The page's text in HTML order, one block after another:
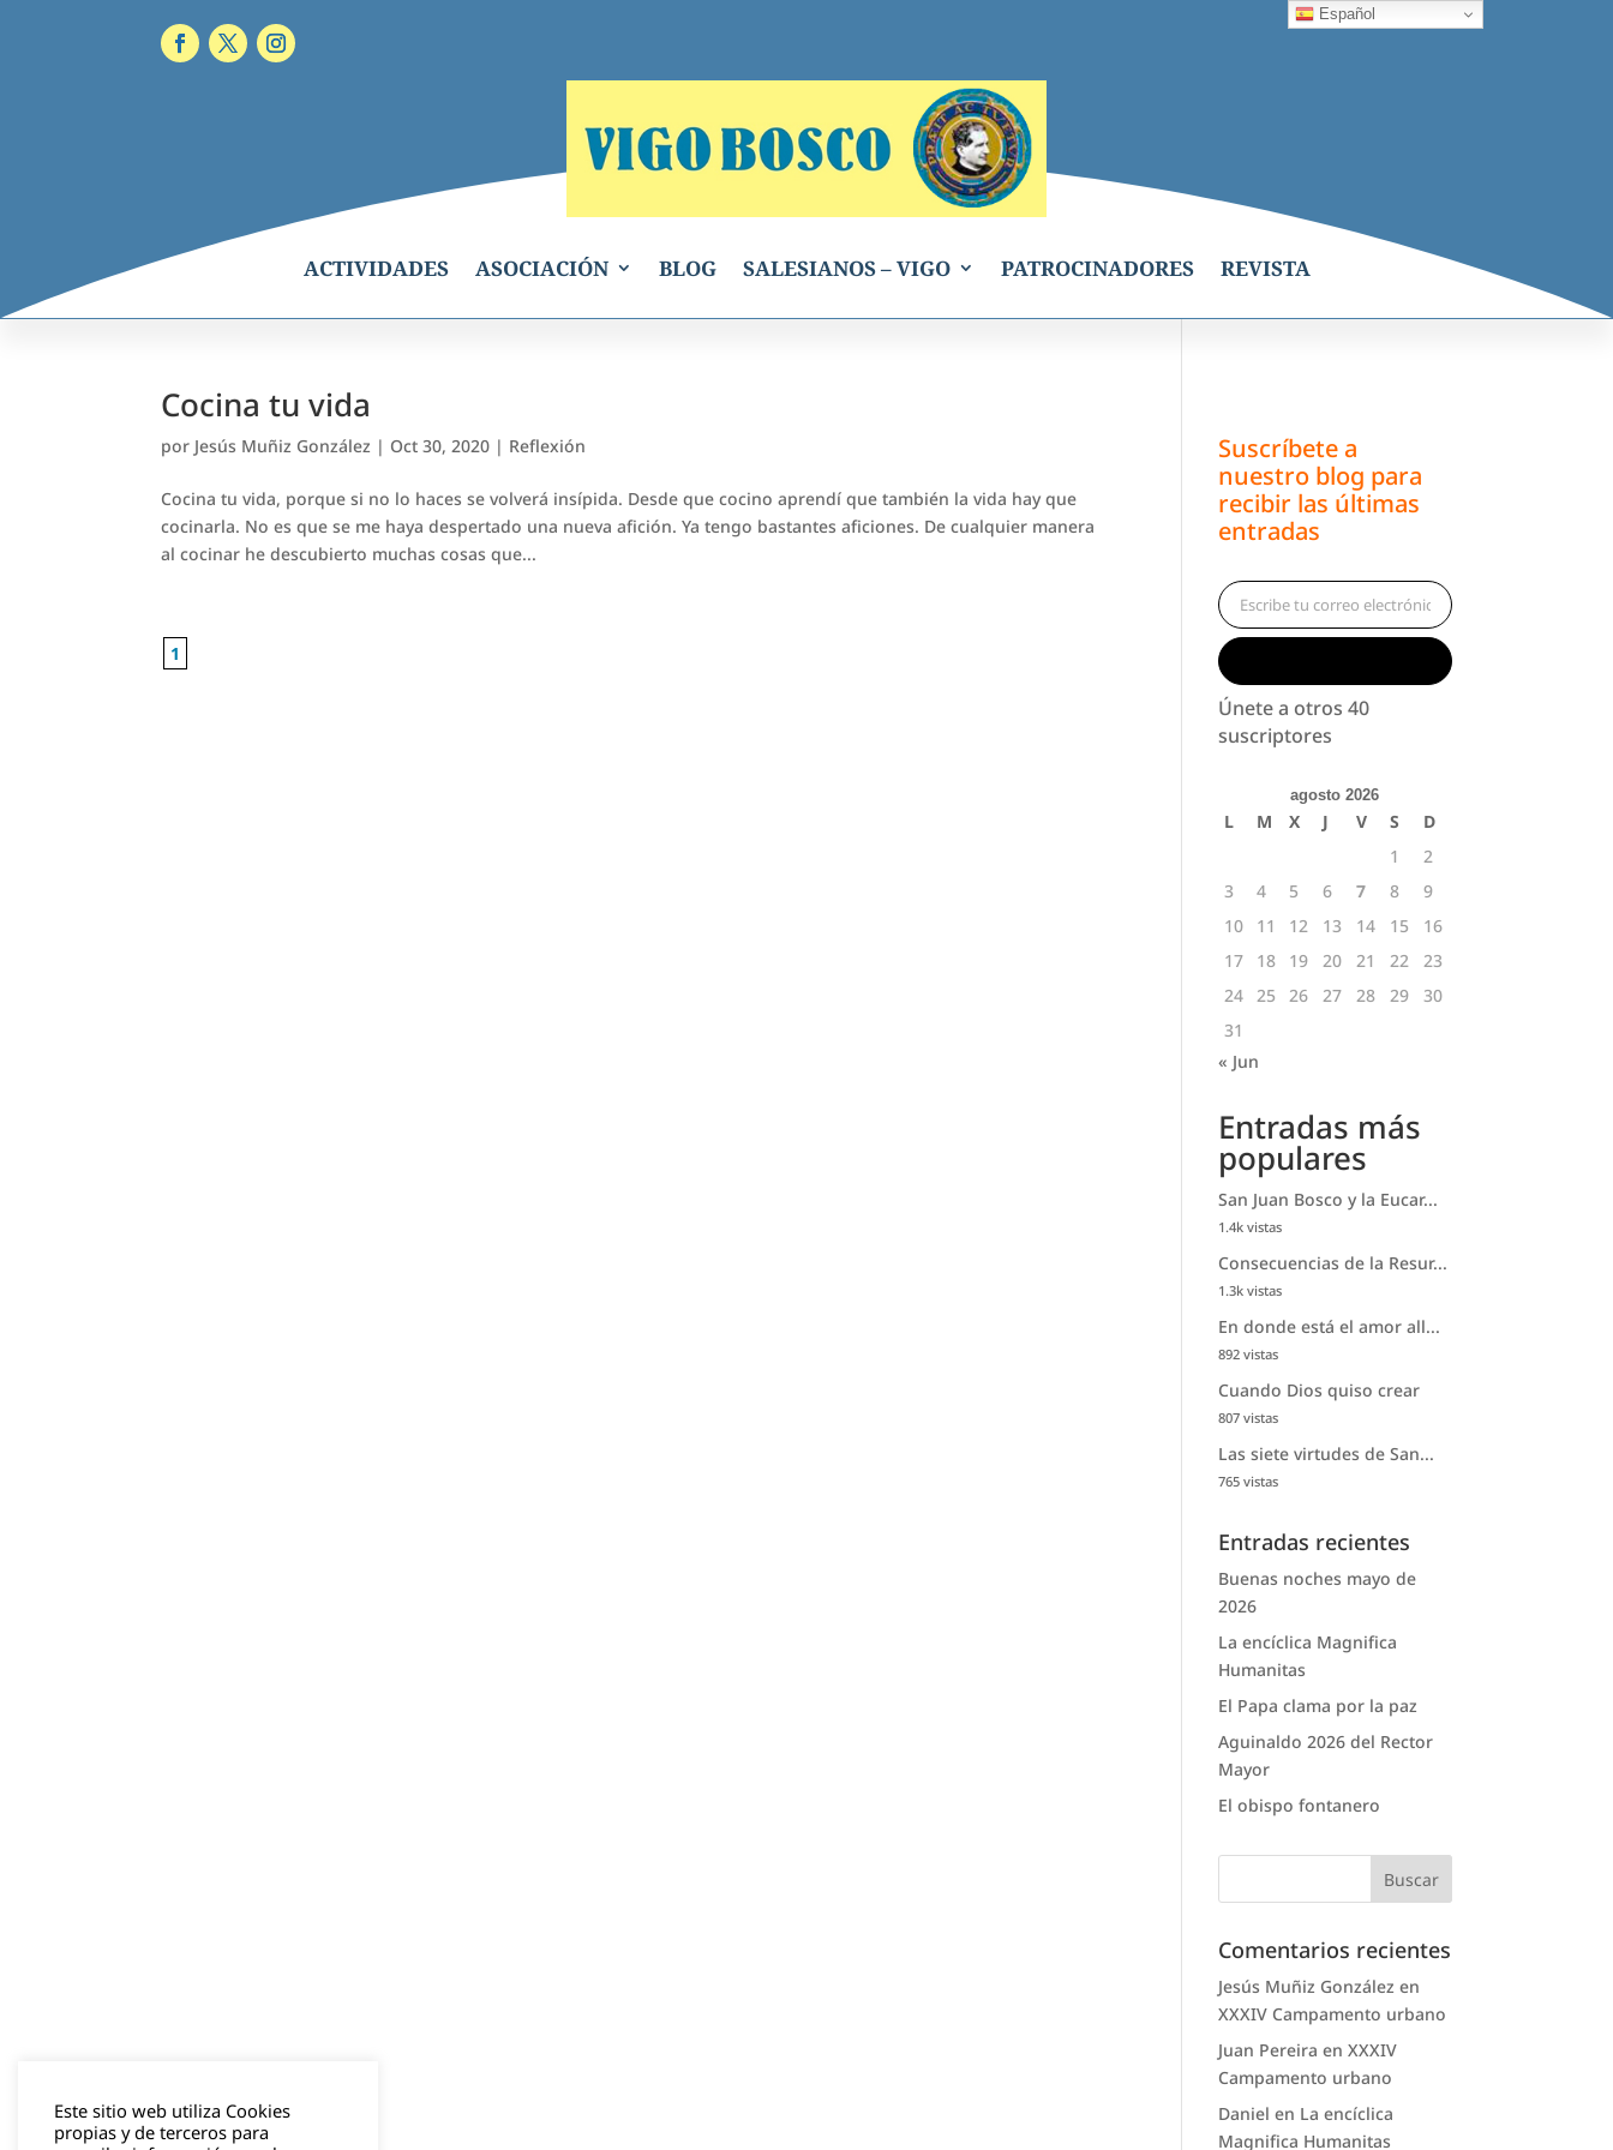
ACTIVIDADES ASOCIACIÓN BLOG SALESIANOS – VIGO PATROCINADORES REVISTA
Cocina tu vida
por Jesús Muñiz González | Oct 30, 2020 | Reflexión
Cocina tu vida, porque si no lo haces se volverá insípida. Desde que cocino aprendí que también la vida hay que
cocinarla. No es que se me haya despertado una nueva afición. Ya tengo bastantes aficiones. De cualquier manera
al cocinar he descubierto muchas cosas que...
1
Suscríbete a
nuestro blog para
recibir las últimas
entradas
Escribe tu correo electrónico…
Únete a otros 40
suscriptores
agosto 2026
L M X J V S
D
1
2
3
4 5 6 7 8
9
10
11 12 13 14 15
16
17
18 19 20 21 22
23
24 25 26 27 28 29
30
31
« Jun
Entradas más
populares
San Juan Bosco y la Eucar...
1.4k vistas
Consecuencias de la Resur...
1.3k vistas
En donde está el amor all...
892 vistas
Cuando Dios quiso crear
807 vistas
Las siete virtudes de San...
765 vistas
Entradas recientes
Buenas noches mayo de
2026
La encíclica Magnifica
Humanitas
El Papa clama por la paz
Aguinaldo 2026 del Rector
Mayor
El obispo fontanero
Comentarios recientes
Jesús Muñiz González en
XXXIV Campamento urbano
Juan Pereira enXXXIV
Campamento urbano
Daniel en La encíclica
Magnifica Humanitas
Este sitio web utiliza Cookies
propias y de terceros para
Español